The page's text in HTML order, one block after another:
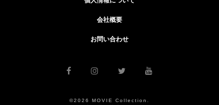
会社概要
お問い合わせ
©2026 MOVIE Collection.